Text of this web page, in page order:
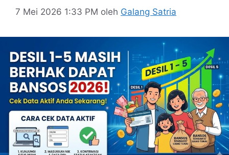
7 Mei 2026 1:33 PM oleh Galang Satria